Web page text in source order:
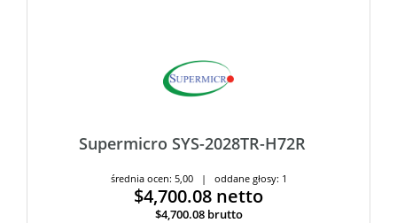
Supermicro SYS-2028TR-H72R
średnia ocen: 5,00 | oddane głosy: 1
$4,700.08 netto
$4,700.08 brutto